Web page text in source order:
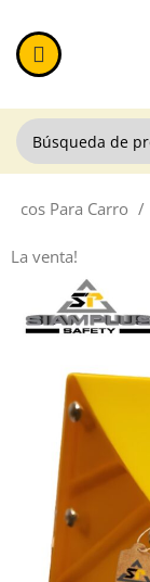
Tacos Para Carro
La venta!